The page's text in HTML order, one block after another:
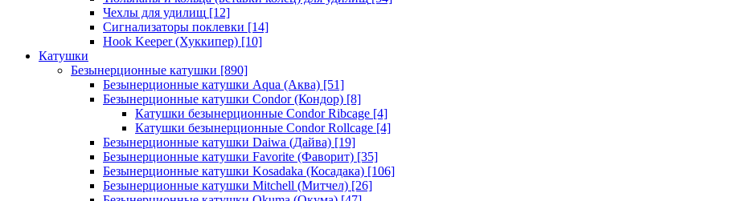
Чехлы для удилищ [12]
Сигнализаторы поклевки [14]
Hook Keeper (Хуккипер) [10]
Катушки
Безынерционные катушки [890]
Безынерционные катушки Aqua (Аква) [51]
Безынерционные катушки Condor (Кондор) [8]
Катушки безынерционные Condor Ribcage [4]
Катушки безынерционные Condor Rollcage [4]
Безынерционные катушки Daiwa (Дайва) [19]
Безынерционные катушки Favorite (Фаворит) [35]
Безынерционные катушки Kosadaka (Косадака) [106]
Безынерционные катушки Mitchell (Митчел) [26]